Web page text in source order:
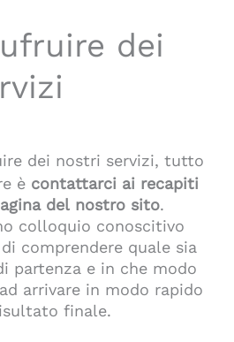
dei
dei nostri servizi, tutto
è contattarci ai recapiti
del nostro sito.
colloquio conoscitivo
comprendere quale sia
partenza e in che modo
arrivare in modo rapido
finale.